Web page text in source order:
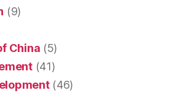
(9)
China (5)
(41)
(46)